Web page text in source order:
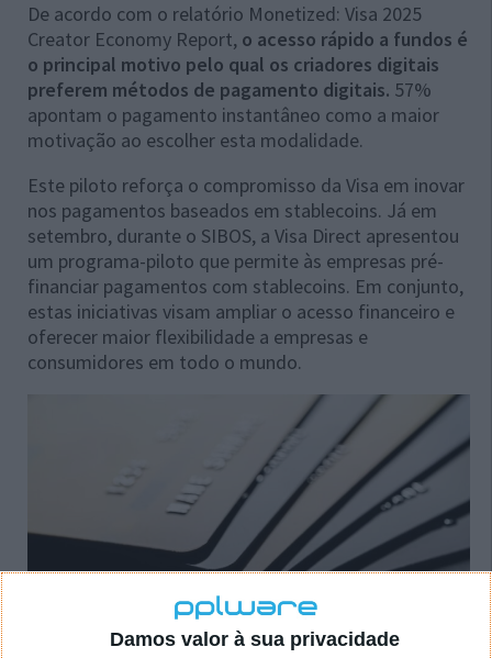
Damos valor à sua privacidade
De acordo com o relatório Monetized: Visa 2025
Creator Economy Report, o acesso rápido a fundos é
o principal motivo pelo qual os criadores digitais
preferem métodos de pagamento digitais. 57%
apontam o pagamento instantâneo como a maior
motivação ao escolher esta modalidade.
Este piloto reforça o compromisso da Visa em inovar
nos pagamentos baseados em stablecoins. Já em
setembro, durante o SIBOS, a Visa Direct apresentou
um programa-piloto que permite às empresas pré-
financiar pagamentos com stablecoins. Em conjunto,
estas iniciativas visam ampliar o acesso financeiro e
oferecer maior flexibilidade a empresas e
consumidores em todo o mundo.